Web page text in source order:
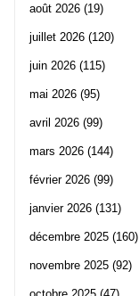
août 2026 (19)
juillet 2026 (120)
juin 2026 (115)
mai 2026 (95)
avril 2026 (99)
mars 2026 (144)
février 2026 (99)
janvier 2026 (131)
décembre 2025 (160)
novembre 2025 (92)